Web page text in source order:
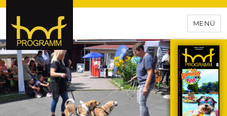
hof-programm – das
Veranstaltungsportal für
Hochfranken
MENÜ